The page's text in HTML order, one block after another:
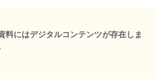
料にはデジタルコンテンツが存在しま